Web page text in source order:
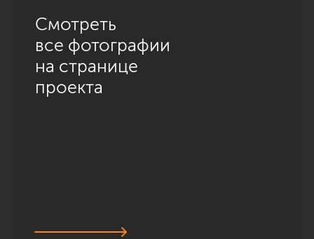
Смотреть
все фотографии
на странице
проекта